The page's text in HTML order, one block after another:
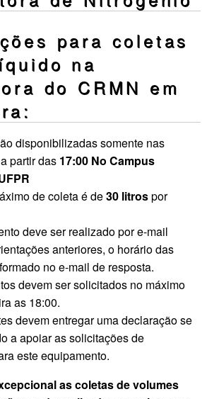
para coletas
na
do CRMN em
disponibilizadas somente nas
partir das 17:00 No Campus
de coleta é de30 litrospor
deve ser realizado por e-mail
anteriores, o horário das
no e-mail de resposta.
devem ser solicitados no máximo
as 18:00.
devem entregar uma declaração se
a apoiar as solicitações de
este equipamento.
as coletas de volumes